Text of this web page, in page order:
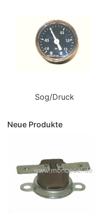
Sog/Druck
Neue Produkte